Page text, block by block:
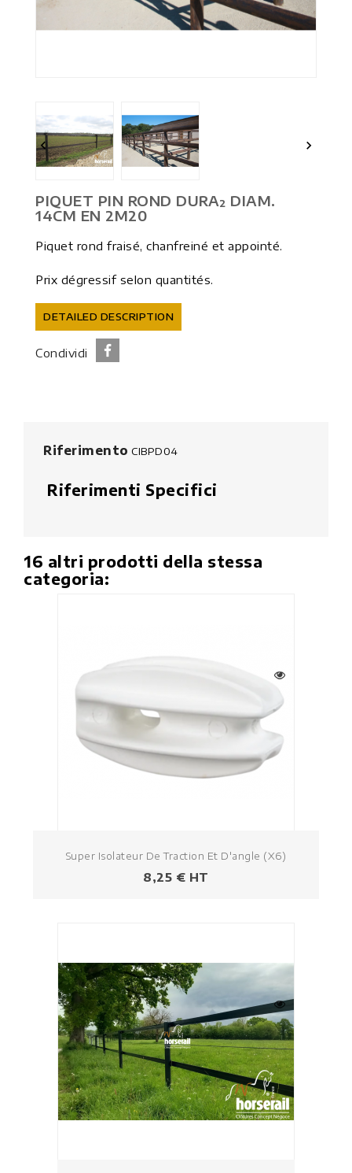
 
PIQUET PIN ROND DURA² DIAM.
14CM EN 2M20
Piquet rond fraisé, chanfreiné et appointé.
Prix dégressif selon quantités.
DETAILED DESCRIPTION
Condividi
Riferimento CIBPD04
Riferimenti Specifici
16 altri prodotti della stessa
categoria:
Super Isolateur De Traction Et D'angle (x6)
Prezzo
8,25 € HT